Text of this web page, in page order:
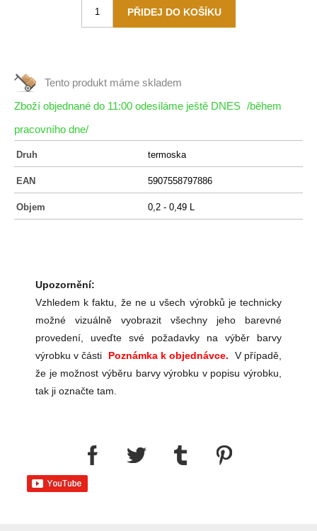
Tento produkt máme skladem
Zboží objednané do 11:00 odesíláme ještě DNES /během
pracovního dne/
Druh termoska
EAN 5907558797886
Objem 0,2 - 0,49 L
Upozornění:
Vzhledem k faktu, že ne u všech výrobků je technicky
možné vizuálně vyobrazit všechny jeho barevné
provedení, uveďte své požadavky na výběr barvy
výrobku v části Poznámka k objednávce.
V případě,
že je možnost výběru barvy výrobku v popisu výrobku,
tak ji označte tam.